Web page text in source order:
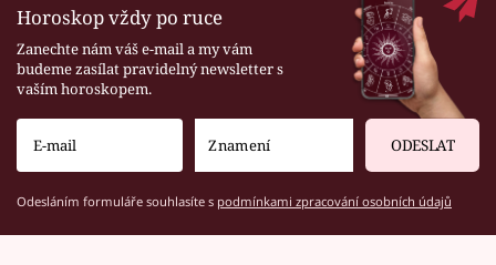
Horoskop vždy po ruce
Zanechte nám váš e-mail a my vám
budeme zasílat pravidelný newsletter s
vaším horoskopem.
ODESLAT
Odesláním formuláře souhlasíte s podmínkami zpracování osobních údajů